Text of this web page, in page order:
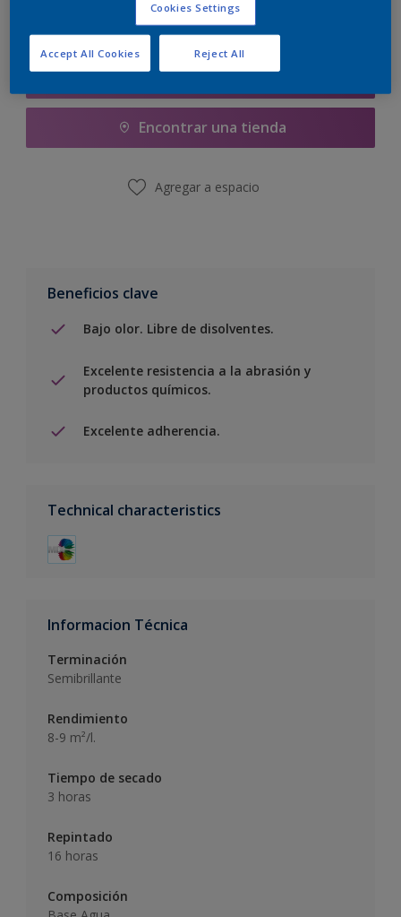
Agregar a la lista de deseos
Encontrar una tienda
Agregar a espacio
Beneficios clave
Bajo olor. Libre de disolventes.
Excelente resistencia a la abrasión y
productos químicos.
Excelente adherencia.
Technical characteristics
Informacion Técnica
Terminación
Semibrillante
Rendimiento
8-9 m²/l.
Tiempo de secado
3 horas
Repintado
16 horas
Composición
Cookies Settings
Reject All
Accept All Cookies